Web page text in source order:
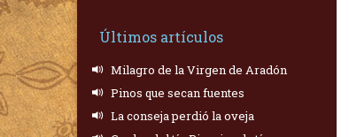
Últimos artículos
Milagro de la Virgen de Aradón
Pinos que secan fuentes
La conseja perdió la oveja